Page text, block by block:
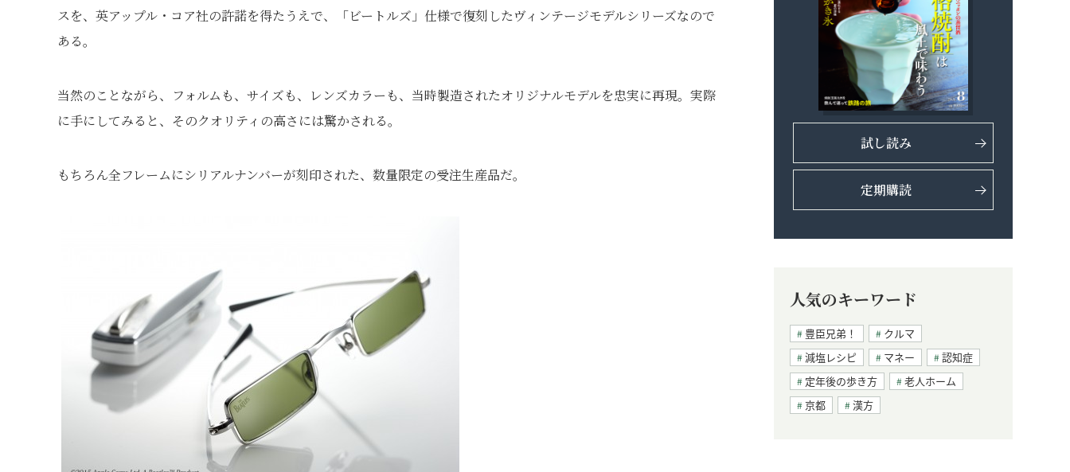
スを、英アップル・コア社の許諾を得たうえで、「ビートルズ」仕様で復刻したヴィンテージモデルシリーズなので
ある。
当然のことながら、フォルムも、サイズも、レンズカラーも、当時製造されたオリジナルモデルを忠実に再現。実際
に手にしてみると、そのクオリティの高さには驚かされる。
もちろん全フレームにシリアルナンバーが刻印された、数量限定の受注生産品だ。
試し読み
定期購読
人気のキーワード
豊臣兄弟！
クルマ
減塩レシピ
マネー
認知症
定年後の歩き方
老人ホーム
京都
漢方